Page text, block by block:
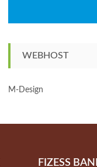
WEBHOST
M-Design
FIZESS